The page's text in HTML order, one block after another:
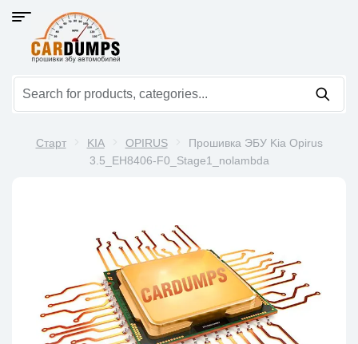
Старт KIA OPIRUS
Прошивка ЭБУ Kia Opirus
3.5_EH8406-F0_Stage1_nolambda